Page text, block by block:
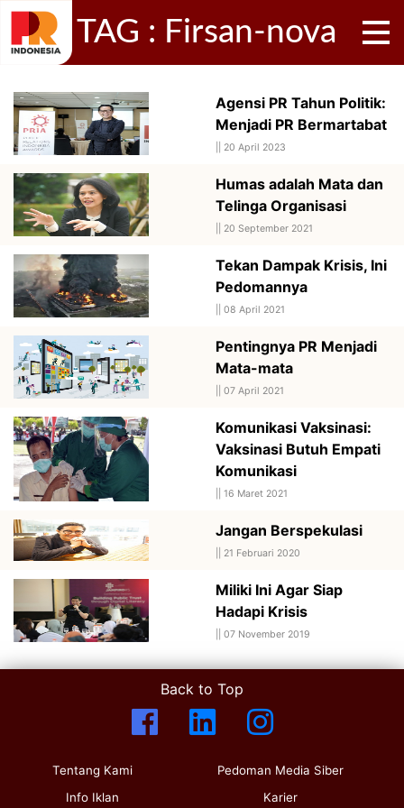
TAG : Firsan-nova
Agensi PR Tahun Politik:
Menjadi PR Bermartabat
20 April 2023
Humas adalah Mata dan
Telinga Organisasi
20 September 2021
Tekan Dampak Krisis, Ini
Pedomannya
08 April 2021
Pentingnya PR Menjadi
Mata-mata
07 April 2021
Komunikasi Vaksinasi:
Vaksinasi Butuh Empati
Komunikasi
16 Maret 2021
Jangan Berspekulasi
21 Februari 2020
Miliki Ini Agar Siap
Hadapi Krisis
07 November 2019
Back to Top
Tentang Kami
Info Iklan
Pedoman Media Siber
Karier